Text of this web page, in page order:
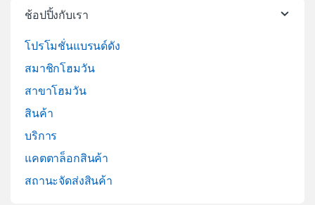
ช้อปปิ้งกับเรา
โปรโมชั่นแบรนด์ดัง
สมาชิกโฮมวัน
สาขาโฮมวัน
สินค้า
บริการ
แคตตาล็อกสินค้า
สถานะจัดส่งสินค้า